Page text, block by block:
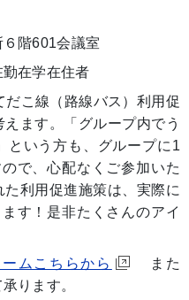
階601会議室
在学在住者
こ線（路線バス）利用促
ます。「グループ内でう
いう方も、グループに1
で、心配なくご参加いた
利用促進施策は、実際に
す！是非たくさんのアイ
ムこちらから
また
ります。